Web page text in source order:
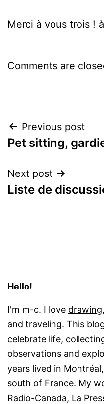
Merci à vous trois !
Comments are
Post
navigation
Previous post
Pet sitting,
Next post
Liste de
Hello!
I'm m-c. I love
and traveling. This
celebrate life,
observations and
years lived in
south of France. My
Radio-Canada, La